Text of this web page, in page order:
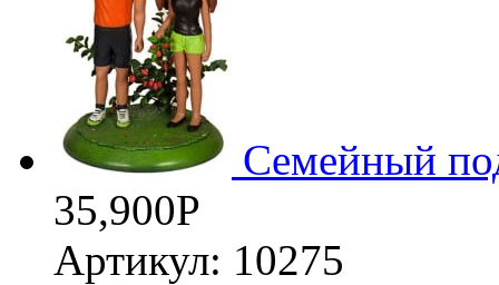
Семейный
35,900Р
Артикул: 10275